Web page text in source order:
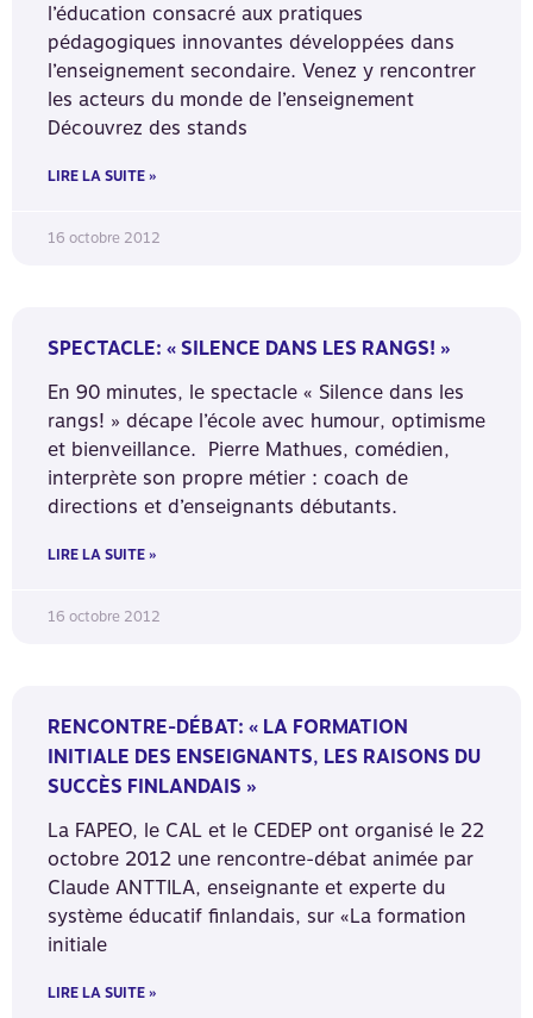
l’éducation consacré aux pratiques
pédagogiques innovantes développées dans
l’enseignement secondaire. Venez y rencontrer
les acteurs du monde de l’enseignement
Découvrez des stands
LIRE LA SUITE »
16 octobre 2012
SPECTACLE: « SILENCE DANS LES RANGS! »
En 90 minutes, le spectacle « Silence dans les
rangs! » décape l’école avec humour, optimisme
et bienveillance. Pierre Mathues, comédien,
interprète son propre métier : coach de
directions et d’enseignants débutants.
LIRE LA SUITE »
16 octobre 2012
RENCONTRE-DÉBAT: « LA FORMATION
INITIALE DES ENSEIGNANTS, LES RAISONS DU
SUCCÈS FINLANDAIS »
La FAPEO, le CAL et le CEDEP ont organisé le 22
octobre 2012 une rencontre-débat animée par
Claude ANTTILA, enseignante et experte du
système éducatif finlandais, sur «La formation
initiale
LIRE LA SUITE »